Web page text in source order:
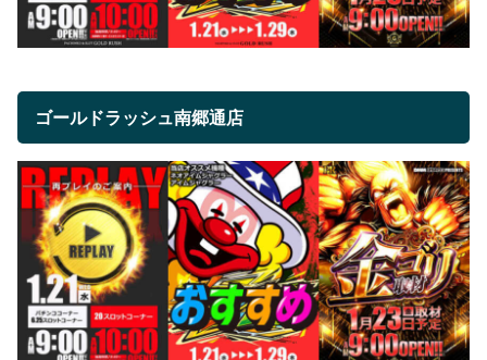
ゴールドラッシュ南郷通店